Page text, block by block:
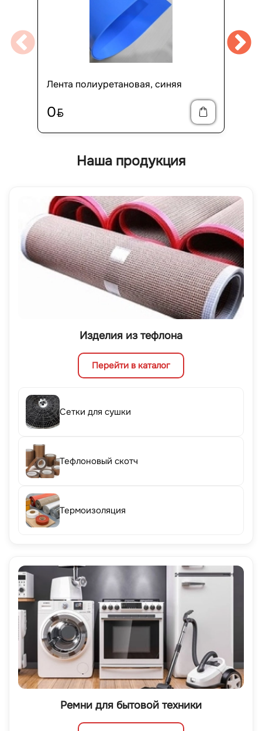
Лента полиуретановая, синяя
0BYN
Наша продукция
Изделия из тефлона
Перейти в каталог
Сетки для сушки
Тефлоновый скотч
Термоизоляция
Ремни для бытовой техники